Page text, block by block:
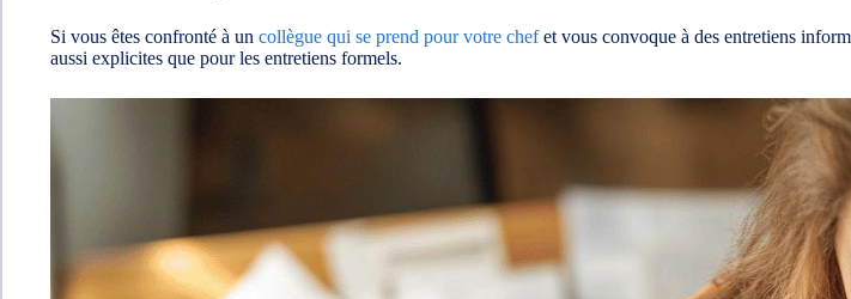
Si vous êtes confronté à un collègue qui se prend pour votre chefet vous convoque à des entretiens
aussi explicites que pour les entretiens formels.